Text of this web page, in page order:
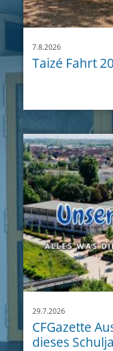
7.8.2026
Taizé Fahrt
29.7.2026
CFGazette
dieses